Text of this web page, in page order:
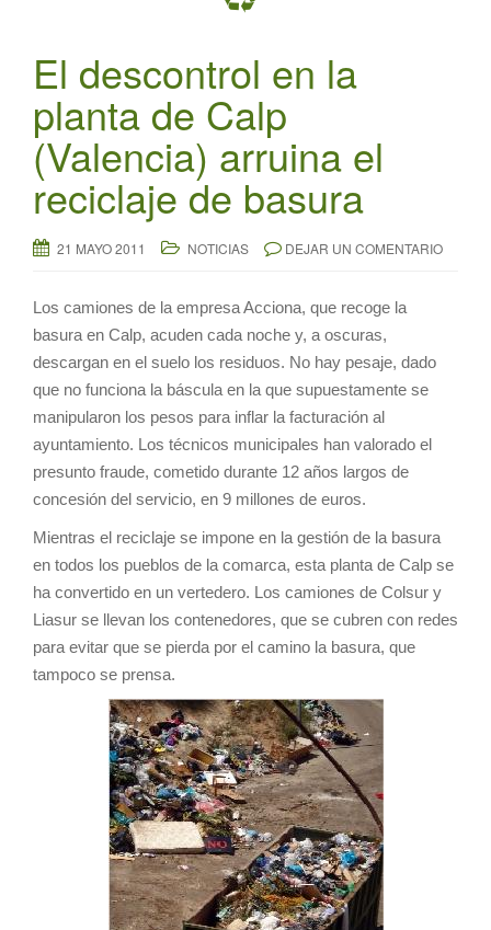
El descontrol en la
planta de Calp
(Valencia) arruina el
reciclaje de basura
21 MAYO 2011 NOTICIAS DEJAR UN COMENTARIO
Los camiones de la empresa Acciona, que recoge la
basura en Calp, acuden cada noche y, a oscuras,
descargan en el suelo los residuos. No hay pesaje, dado
que no funciona la báscula en la que supuestamente se
manipularon los pesos para inflar la facturación al
ayuntamiento. Los técnicos municipales han valorado el
presunto fraude, cometido durante 12 años largos de
concesión del servicio, en 9 millones de euros.
Mientras el reciclaje se impone en la gestión de la basura
en todos los pueblos de la comarca, esta planta de Calp se
ha convertido en un vertedero. Los camiones de Colsur y
Liasur se llevan los contenedores, que se cubren con redes
para evitar que se pierda por el camino la basura, que
tampoco se prensa.